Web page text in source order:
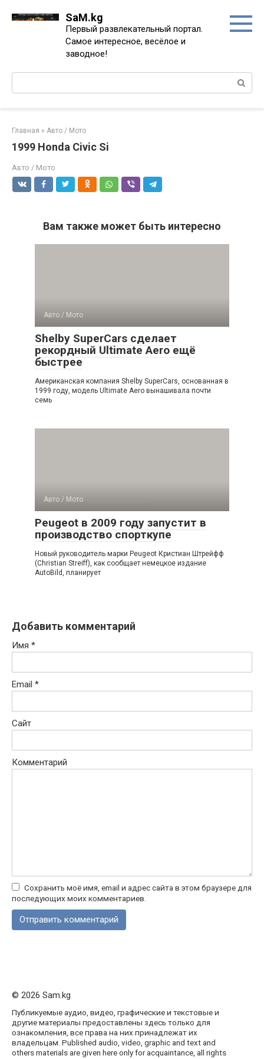
SaM.kg
Первый развлекательный портал.
Самое интересное, весёлое и
заводное!
Поиск:
Главная » Авто / Мото
1999 Honda Civic Si
Авто / Мото
Вам также может быть интересно
Авто / Мото
Shelby SuperCars сделает
рекордный Ultimate Aero ещё
быстрее
Американская компания Shelby SuperCars, основанная в
1999 году, модель Ultimate Aero вынашивала почти
семь
Авто / Мото
Peugeot в 2009 году запустит в
производство спорткупе
Новый руководитель марки Peugeot Кристиан Штрейфф
(Christian Streiff), как сообщает немецкое издание
AutoBild, планирует
Добавить комментарий
Имя *
Email *
Сайт
Комментарий
Сохранить моё имя, email и адрес сайта в этом браузере для
последующих моих комментариев.
© 2026 Sam.kg
Публикуемые аудио, видео, графические и текстовые и
другие материалы предоставлены здесь только для
ознакомления, все права на них принадлежат их
владельцам. Published audio, video, graphic and text and
others materials are given here only for acquaintance, all rights